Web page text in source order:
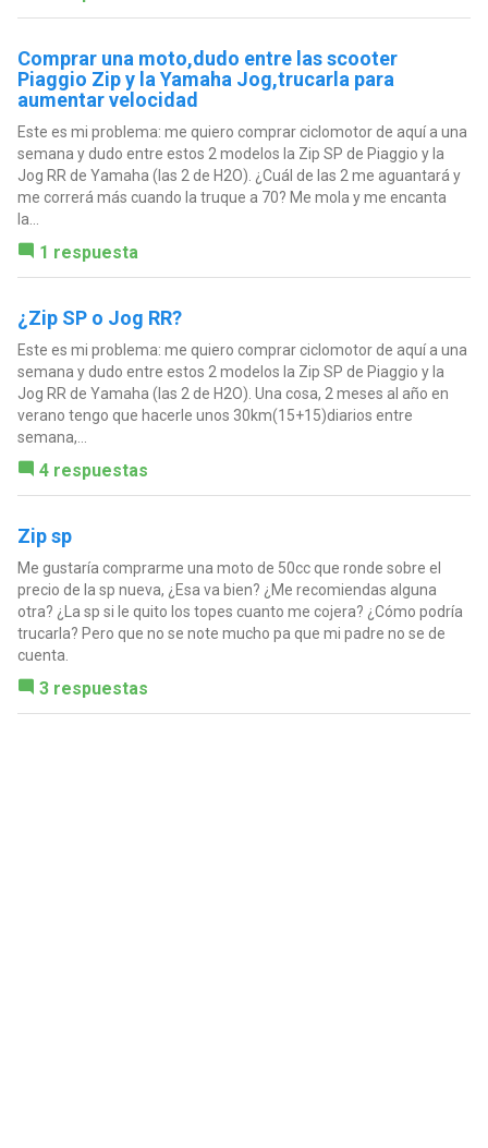
Comprar una moto,dudo entre las scooter
Piaggio Zip y la Yamaha Jog,trucarla para
aumentar velocidad
Este es mi problema: me quiero comprar ciclomotor de aquí a una
semana y dudo entre estos 2 modelos la Zip SP de Piaggio y la
Jog RR de Yamaha (las 2 de H2O). ¿Cuál de las 2 me aguantará y
me correrá más cuando la truque a 70? Me mola y me encanta
la...
1 respuesta
¿Zip SP o Jog RR?
Este es mi problema: me quiero comprar ciclomotor de aquí a una
semana y dudo entre estos 2 modelos la Zip SP de Piaggio y la
Jog RR de Yamaha (las 2 de H2O). Una cosa, 2 meses al año en
verano tengo que hacerle unos 30km(15+15)diarios entre
semana,...
4 respuestas
Zip sp
Me gustaría comprarme una moto de 50cc que ronde sobre el
precio de la sp nueva, ¿Esa va bien? ¿Me recomiendas alguna
otra? ¿La sp si le quito los topes cuanto me cojera? ¿Cómo podría
trucarla? Pero que no se note mucho pa que mi padre no se de
cuenta.
3 respuestas